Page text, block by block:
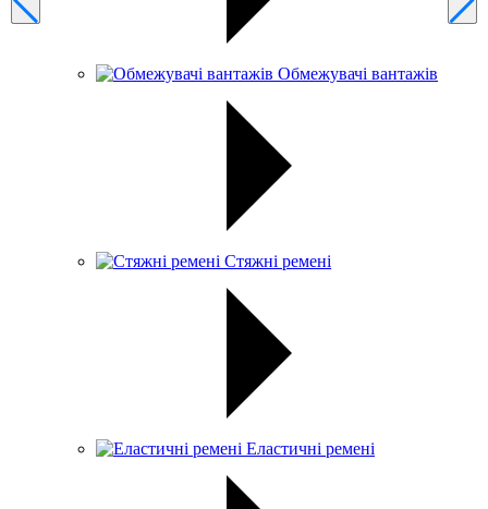
Обмежувачі вантажів
Стяжні ремені
Еластичні ремені